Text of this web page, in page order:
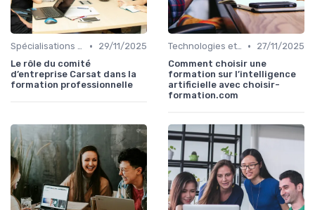
Spécialisations sectorielles •
29/11/2025
Le rôle du comité
d’entreprise Carsat dans la
formation professionnelle
Technologies et informatique •
27/11/2025
Comment choisir une
formation sur l’intelligence
artificielle avec choisir-
formation.com